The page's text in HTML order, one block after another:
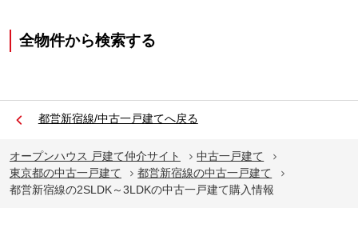
全物件から検索する
都営新宿線/中古一戸建てへ戻る
オープンハウス 戸建て仲介サイト
中古一戸建て
東京都の中古一戸建て
都営新宿線の中古一戸建て
都営新宿線の2SLDK～3LDKの中古一戸建て購入情報